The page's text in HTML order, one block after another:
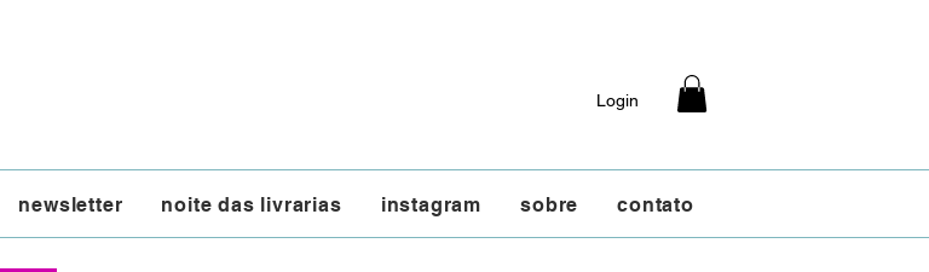
Login
newsletter noite das livrarias instagram sobre contato